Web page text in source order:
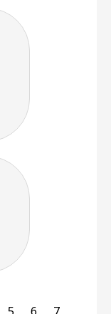
page
PagePagePage